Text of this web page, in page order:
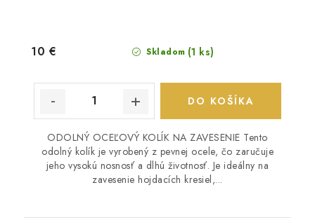
Skladom (1 ks)
10 €
DO KOŠÍKA
ODOLNÝ OCEĽOVÝ KOLÍK NA ZAVESENIE Tento
odolný kolík je vyrobený z pevnej ocele, čo zaručuje
jeho vysokú nosnosť a dlhú životnosť. Je ideálny na
zavesenie hojdacích kresiel,...